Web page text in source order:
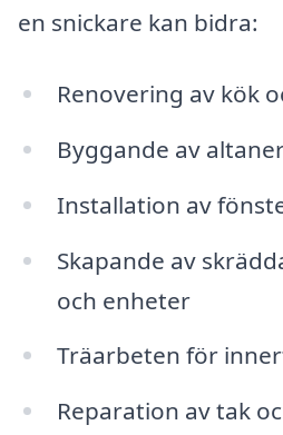
en snickare kan bidra:
Renovering av kök
Byggande av
Installation av
Skapande av
och enheter
Träarbeten för
Reparation av tak